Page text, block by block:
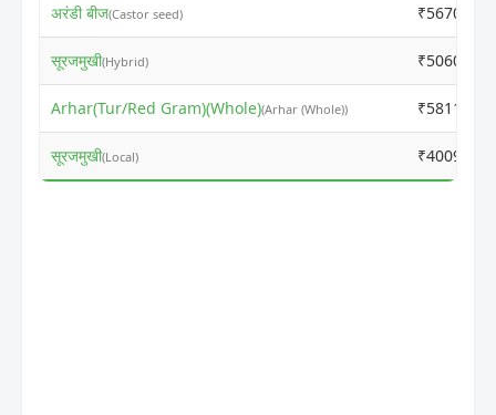
अरंडी बीज(Castor seed) ₹5670
सूरजमुखी(Hybrid) ₹5060
Arhar(Tur/Red Gram)(Whole)(Arhar (Whole)) ₹5811
सूरजमुखी(Local) ₹4009